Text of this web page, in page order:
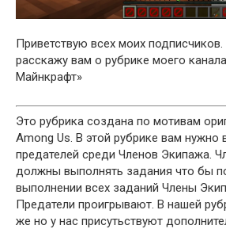
Приветствую всех моих
расскажу вам о рубрике моего
Майнкрафт»
Это рубрика создана по мотивам
Among Us. В этой рубрике вам нужно
предателей среди Членов Экипажа.
должны выполнять задания что бы
выполнении всех заданий Члены
Предатели проигрывают. В нашей
же но у нас присутьствуют